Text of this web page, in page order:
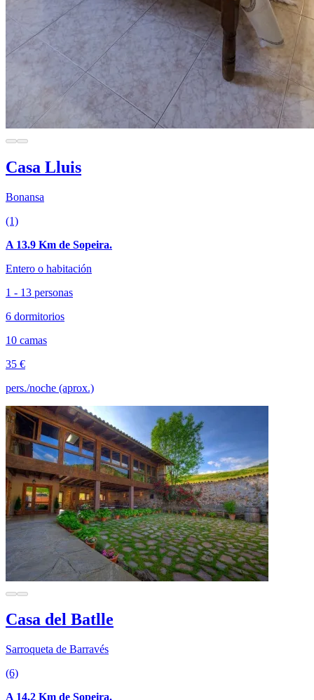
Casa Lluis
Bonansa
(1)
A 13.9 Km de Sopeira.
Entero o habitación
1 - 13 personas
6 dormitorios
10 camas
35 €
pers./noche (aprox.)
Casa del Batlle
Sarroqueta de Barravés
(6)
A 14.2 Km de Sopeira.